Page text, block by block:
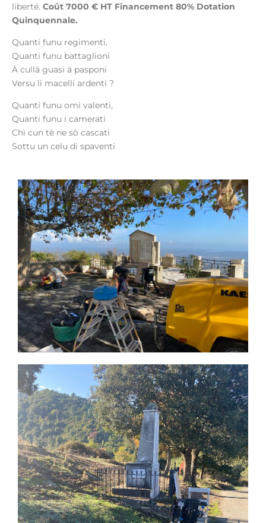
liberté. Coût 7000 € HT Financement 80% Dotation
Quinquennale.
Quanti funu regimenti,
Quanti funu battaglioni
À cullà guasi à pasponi
Versu li macelli ardenti ?
Quanti funu omi valenti,
Quanti funu i camerati
Chì cun tè ne sò cascati
Sottu un celu di spaventi